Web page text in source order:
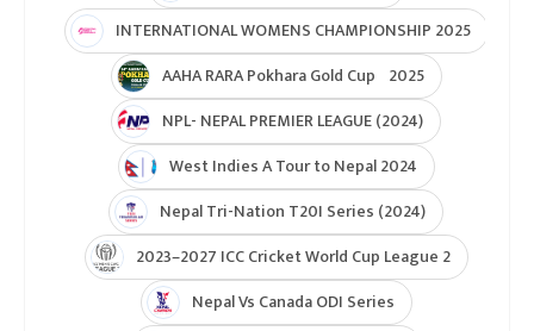
INTERNATIONAL WOMENS CHAMPIONSHIP 2025
AAHA RARA Pokhara Gold Cup 2025
NPL- NEPAL PREMIER LEAGUE (2024)
West Indies A Tour to Nepal 2024
Nepal Tri-Nation T20I Series (2024)
2023–2027 ICC Cricket World Cup League 2
Nepal Vs Canada ODI Series